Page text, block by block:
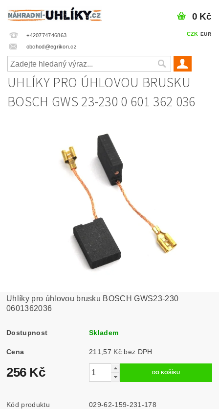
+420774746863
obchod@egrikon.cz
CZK EUR
0 Kč
UHLÍKY PRO ÚHLOVOU BRUSKU
BOSCH GWS 23-230 0 601 362 036
Uhlíky pro úhlovou brusku BOSCH GWS23-230
0601362036
Dostupnost Skladem
Cena 211,57 Kč bez DPH
256 Kč
Kód produktu 029-62-159-231-178